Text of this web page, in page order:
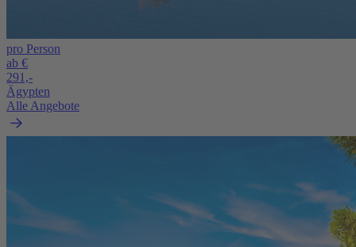
pro Person
ab €
291,-
Ägypten
Alle Angebote